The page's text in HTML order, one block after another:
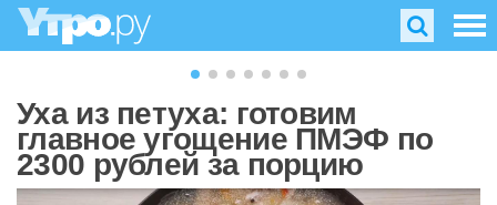
Уха из петуха: готовим
главное угощение ПМЭФ по
2300 рублей за порцию